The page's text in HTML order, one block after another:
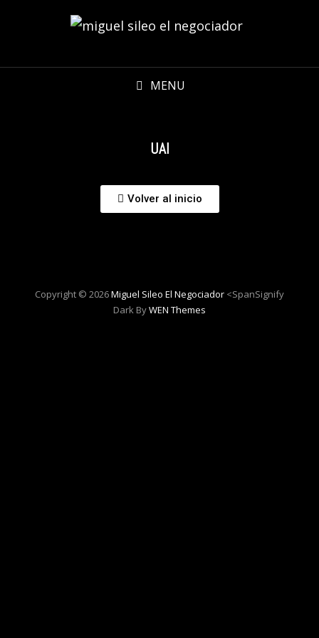
MENU
UAI
Volver al inicio
Copyright © 2026Miguel Sileo El Negociador <spanSignify
Dark ByWEN Themes